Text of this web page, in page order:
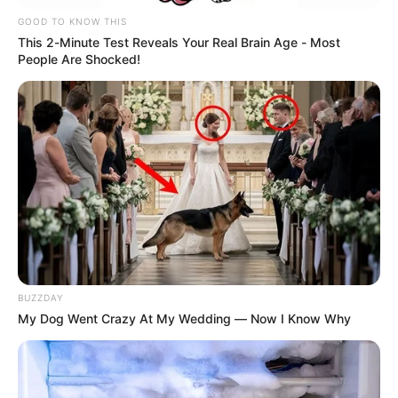
ataque que acabó con la vida de los soldados
profesionales Danilo Andrés Osorio y Manuel Esteban
Cárcamo,quienes integraban la Fuerza de Despliegue
Rápido de la Segunda División del Ejército.
GOOD TO KNOW THIS
This 2-Minute Test Reveals Your Real Brain Age - Most
People Are Shocked!
BUZZDAY
My Dog Went Crazy At My Wedding — Now I Know Why